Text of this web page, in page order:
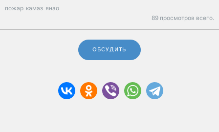
пожар камаз янао
89 просмотров всего.
ОБСУДИТЬ